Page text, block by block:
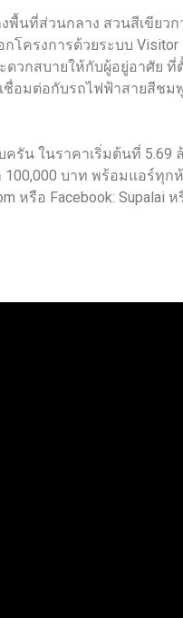
นที่ส่วนกลาง สวนสีเขียวก
ครงการด้วยระบบ Visitor
วกสบายให้กับผู้อยู่อาศัย ที่
ชื่อมต่อกับรถไฟฟ้าสายสีช
รัน ในราคาเริ่มต้นที่ 5.69
า 100,000 บาท พร้อมแอร์ทุ
หรือ Facebook: Supalai